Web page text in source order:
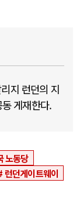
지 런던의 지
게재한다.
노동당
런던게이트웨이